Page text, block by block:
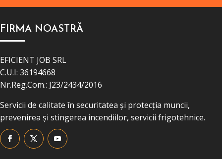
FIRMA NOASTRĂ
EFICIENT JOB SRL
C.U.I: 36194668
Nr.Reg.Com.: J23/2434/2016
Servicii de calitate în securitatea și protecția muncii,
prevenirea și stingerea incendiilor, servicii frigotehnice.